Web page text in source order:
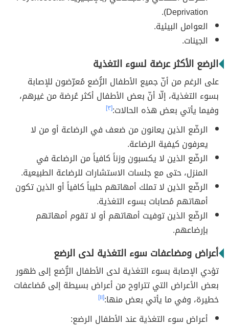
Deprivation).
العوامل البيئية.
الجينات.
الرضع الأكثر عرضة لسوء التغذية
على الرغم من أنّ جميع الأطفال الرُّضع مُعرّضون للإصابة
بسوء التغذية، إلّا أنّ بعض الأطفال أكثر عُرضة من غيرهم،
وفيما يأتي بعض هذه الحالات:[٣]
الرضّع الذين يعانون من ضعف في الرضاعة أو من لا
يعرفون كيفية الرضاعة.
الرضّع الذين لا يكسبون وزناً كافياً من الرضاعة في
المنزل، حتى مع جلسات الاستشارات للرضاعة الطبيعية.
الرضّع الذين لا تملك أمهاتهم حليباً كافياً أو الذين تكون
أمهاتهم مُصابات بسوء التغذية.
الرضّع الذين توفيت أمهاتهم أو لا تقوم أمهاتهم
بإرضاعهم.
أعراض ومضاعفات سوء التغذية لدى الرضع
تؤدي الإصابة بسوء التغذية لدى الأطفال الرُّضع إلى ظهور
بعض الأعراض التي تتراوح من أعراض بسيطة إلى مُضاعفات
خطيرة، وفي ما يأتي بعض منها:[١١]
أعراض سوء التغذية عند الأطفال الرضع: